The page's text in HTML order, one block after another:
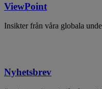
ViewPoint
Insikter från våra globala
Nyhetsbrev